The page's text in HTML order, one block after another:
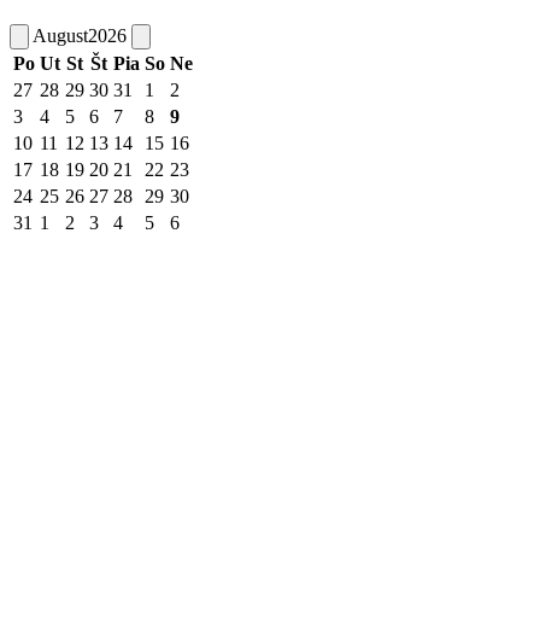
August2026
Po Ut St Št Pia So Ne
27 28 29 30 31 1
2
3
4 5 6 7 8
9
10 11 12 13 14 15 16
17 18 19 20 21 22 23
24 25 26 27 28 29 30
31 1 2 3 4 5 6